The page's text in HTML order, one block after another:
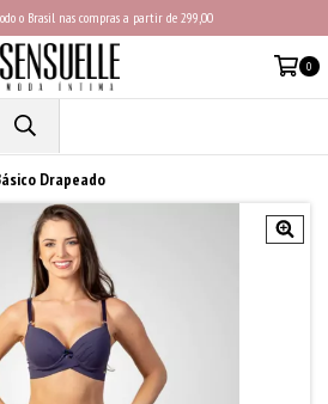
o Brasil nas compras a partir de 299,00
0
Drapeado